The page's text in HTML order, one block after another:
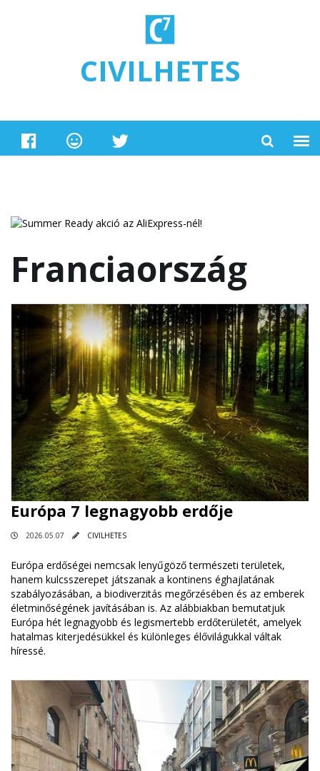
CIVILHETES
Franciaország
Európa 7 legnagyobb erdője
2026.05.07 CIVILHETES
Európa erdőségei nemcsak lenyűgöző természeti területek,
hanem kulcsszerepet játszanak a kontinens éghajlatának
szabályozásában, a biodiverzitás megőrzésében és az emberek
életminőségének javításában is. Az alábbiakban bemutatjuk
Európa hét legnagyobb és legismertebb erdőterületét, amelyek
hatalmas kiterjedésükkel és különleges élővilágukkal váltak
híressé.